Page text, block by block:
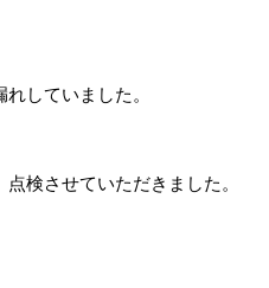
していました。
検させていただきました。